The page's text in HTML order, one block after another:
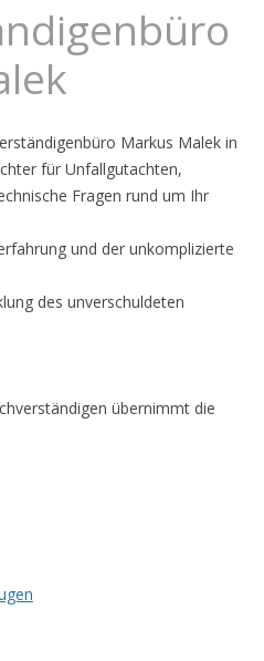
Markus Malek in
für Unfallgutachten,
Fragen rund um Ihr
und der unkomplizierte
des unverschuldeten
übernimmt die